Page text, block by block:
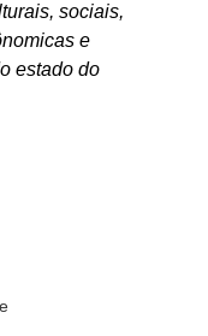
sociais,
e
estado do